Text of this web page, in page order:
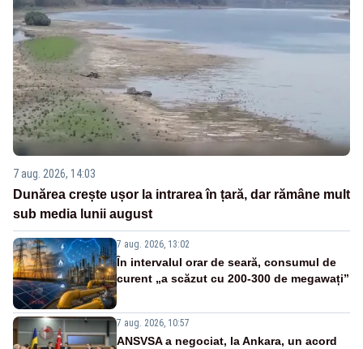
7 aug. 2026, 14:03
Dunărea crește ușor la intrarea în țară, dar rămâne mult
sub media lunii august
7 aug. 2026, 13:02
În intervalul orar de seară, consumul de
curent „a scăzut cu 200-300 de megawați”
7 aug. 2026, 10:57
ANSVSA a negociat, la Ankara, un acord